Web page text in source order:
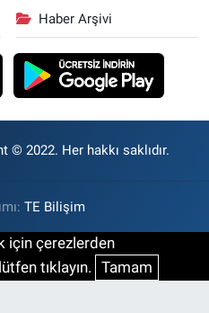
Haber Arşivi
© 2022. Her hakkı saklıdır.
TE Bilişim
için çerezlerden
tıklayın. Tamam